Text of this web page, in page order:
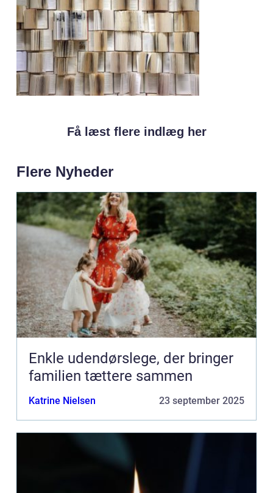
Få læst flere indlæg her
Flere Nyheder
Enkle udendørslege, der bringer
familien tættere sammen
Katrine Nielsen 23 september 2025